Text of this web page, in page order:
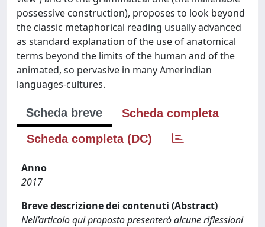
possessive construction), proposes to look beyond
the classic metaphorical reading usually advanced
as standard explanation of the use of anatomical
terms beyond the limits of the human and of the
animated, so pervasive in many Amerindian
languages-cultures.
Scheda breve
Scheda completa
Scheda completa (DC)
Anno
2017
Breve descrizione dei contenuti (Abstract)
Nell’articolo qui proposto presenterò alcune riflessioni